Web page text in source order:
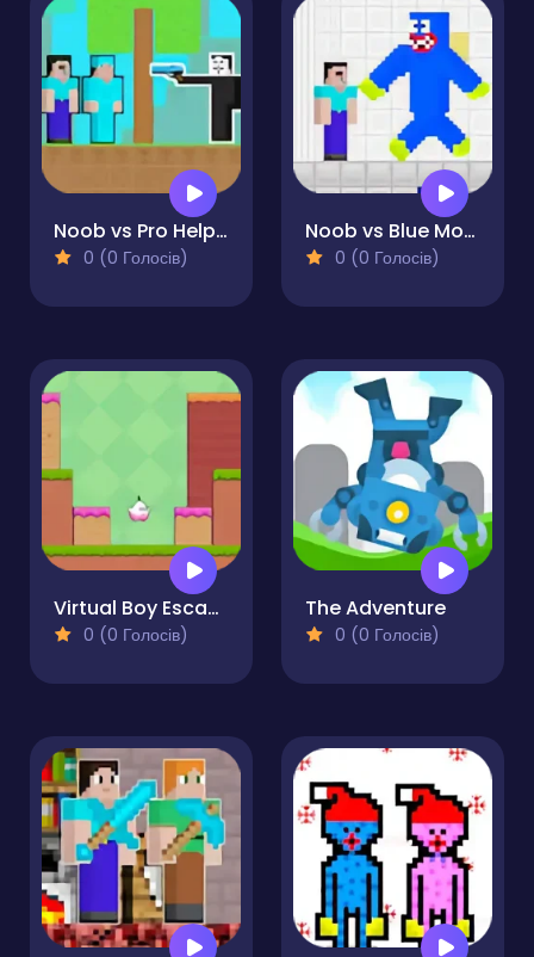
Noob vs Pro Help Hacker
0 (0 Голосів)
Noob vs Blue Monster
0 (0 Голосів)
Virtual Boy Escape
0 (0 Голосів)
The Adventure
0 (0 Голосів)